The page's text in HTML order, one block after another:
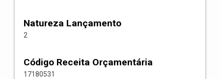
Natureza Lançamento
2
Código Receita Orçamentária
17180531